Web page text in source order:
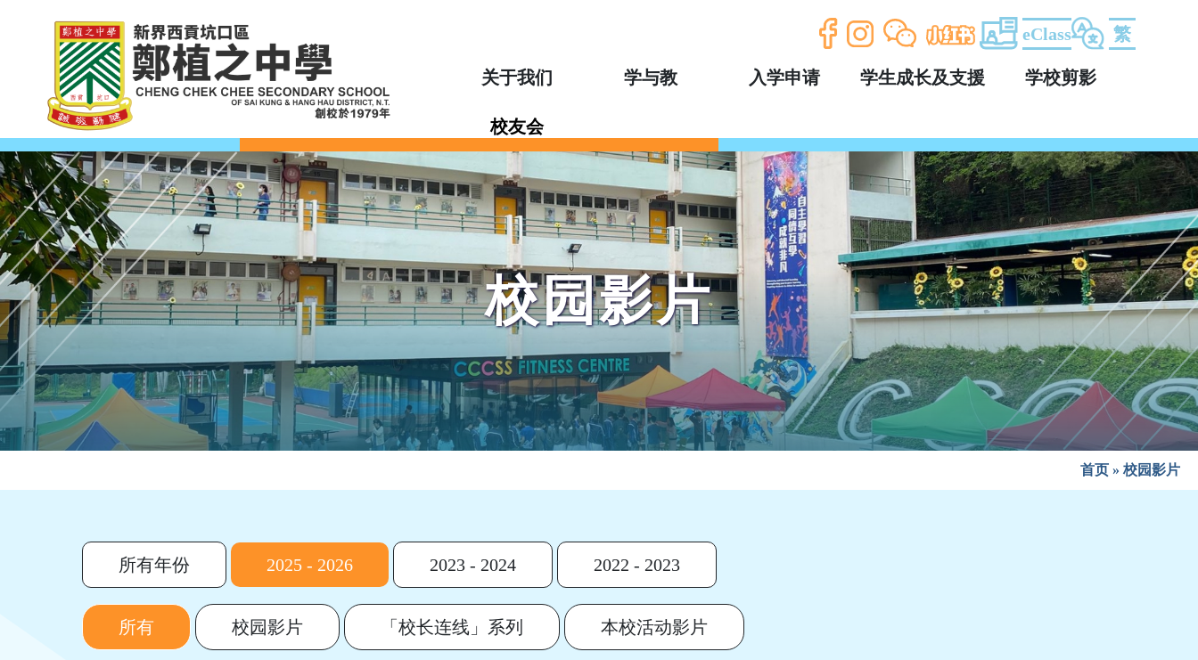
eClass 繁
关于我们 学与教 入学申请 学生成长及支援 学校剪影
校友会
校园影片
首页 » 校园影片
所有年份 2025 - 2026 2023 - 2024 2022 - 2023
所有 校园影片 「校长连线」系列 本校活动影片